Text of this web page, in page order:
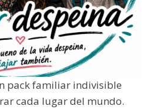
pack familiar indivisible
cada lugar del mundo.